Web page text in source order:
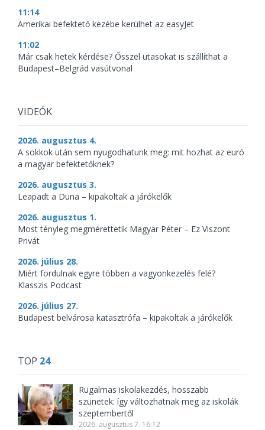
11:14
Amerikai befektető kezébe kerülhet az easyJet
11:02
Már csak hetek kérdése? Ősszel utasokat is szállíthat a
Budapest–Belgrád vasútvonal
VIDEÓK
2026. augusztus 4.
A sokkok után sem nyugodhatunk meg: mit hozhat az euró
a magyar befektetőknek?
2026. augusztus 3.
Leapadt a Duna – kipakoltak a járókelők
2026. augusztus 1.
Most tényleg megmérettetik Magyar Péter – Ez Viszont
Privát
2026. július 28.
Miért fordulnak egyre többen a vagyonkezelés felé?
Klasszis Podcast
2026. július 27.
Budapest belvárosa katasztrófa – kipakoltak a járókelők
TOP 24
Rugalmas iskolakezdés, hosszabb
szünetek: így változhatnak meg az iskolák
szeptembertől
2026. augusztus 7. 16:12